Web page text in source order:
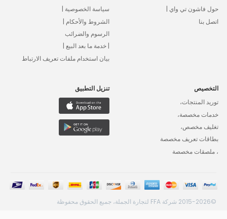
حول فاشون تي واي |
اتصل بنا
سياسة الخصوصية |
الشروط والأحكام |
الرسوم والضرائب
| خدمة ما بعد البيع |
بيان استخدام ملفات تعريف الارتباط
التخصيص
توريد المنتجات،
خدمات مخصصة،
تغليف مخصص،
بطاقات تعريف مخصصة
، ملصقات مخصصة
تنزيل التطبيق
©2015-2026 شركة FFA لتجارة الجملة، جميع الحقوق محفوظة